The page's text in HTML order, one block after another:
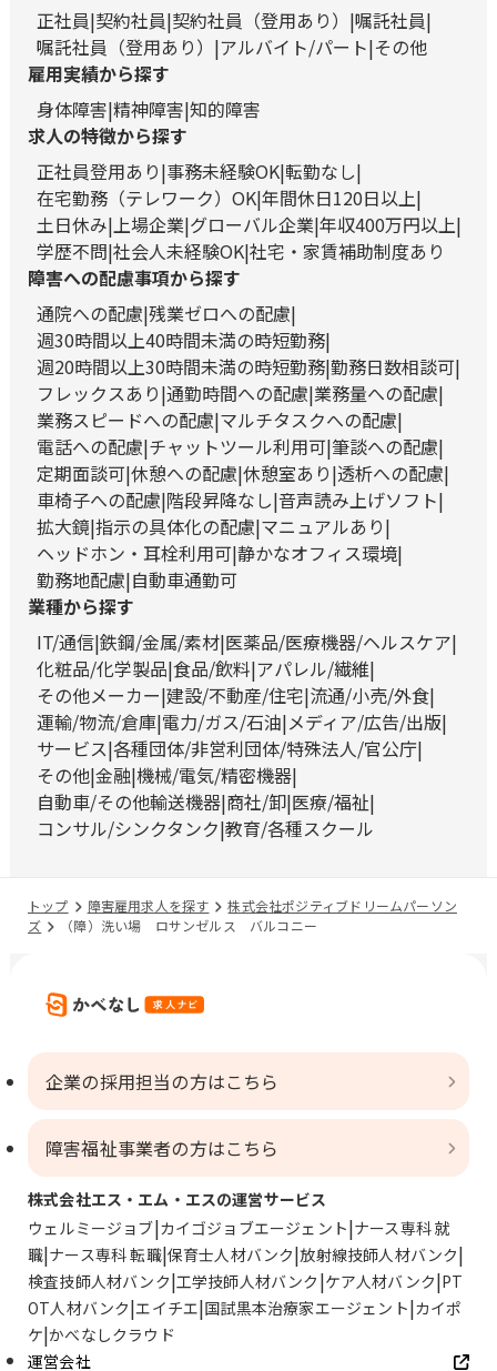
正社員 契約社員 契約社員（登用あり）
嘱託社員
嘱託社員（登用あり）
アルバイト/パート その他
雇用実績から探す
身体障害 精神障害 知的障害
求人の特徴から探す
正社員登用あり 事務未経験OK 転勤なし
在宅勤務（テレワーク）OK 年間休日120日以上
土日休み 上場企業 グローバル企業 年収400万円以上
学歴不問 社会人未経験OK 社宅・家賃補助制度あり
障害への配慮事項から探す
通院への配慮 残業ゼロへの配慮
週30時間以上40時間未満の時短勤務
週20時間以上30時間未満の時短勤務 勤務日数相談可
フレックスあり 通勤時間への配慮 業務量への配慮
業務スピードへの配慮 マルチタスクへの配慮
電話への配慮 チャットツール利用可 筆談への配慮
定期面談可 休憩への配慮 休憩室あり 透析への配慮
車椅子への配慮 階段昇降なし 音声読み上げソフト
拡大鏡 指示の具体化の配慮 マニュアルあり
ヘッドホン・耳栓利用可 静かなオフィス環境
勤務地配慮 自動車通勤可
業種から探す
IT/通信 鉄鋼/金属/素材 医薬品/医療機器/ヘルスケア
化粧品/化学製品 食品/飲料 アパレル/繊維
その他メーカー 建設/不動産/住宅 流通/小売/外食
運輸/物流/倉庫 電力/ガス/石油 メディア/広告/出版
サービス 各種団体/非営利団体/特殊法人/官公庁
その他 金融 機械/電気/精密機器
自動車/その他輸送機器 商社/卸 医療/福祉
コンサル/シンクタンク 教育/各種スクール
トップ 障害雇用求人を探す
株式会社ポジティブドリームパーソン
ズ
（障）洗い場 ロサンゼルス バルコニー
企業の採用担当の方はこちら
障害福祉事業者の方はこちら
株式会社エス・エム・エスの運営サービス
ウェルミージョブ カイゴジョブエージェント ナース専科 就
職 ナース専科 転職 保育士人材バンク 放射線技師人材バンク
検査技師人材バンク 工学技師人材バンク ケア人材バンク PT
OT人材バンク エイチエ 国試黒本治療家エージェント カイポ
ケ かべなしクラウド
運営会社